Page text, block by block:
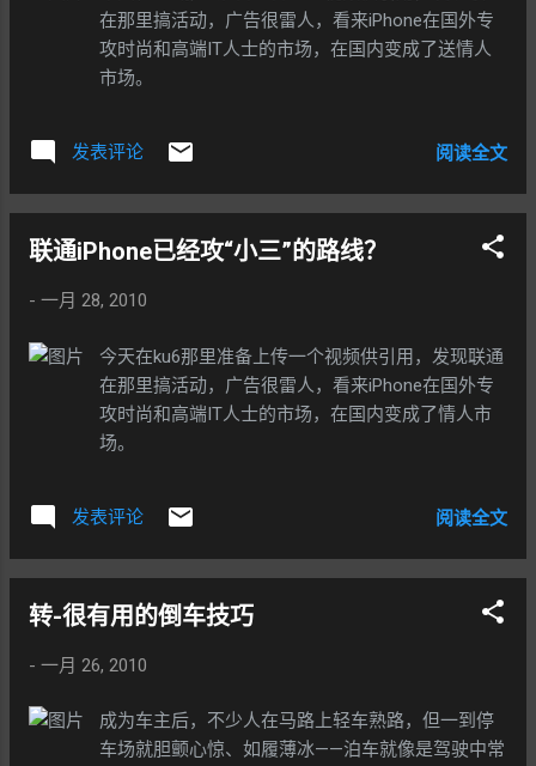
在那里搞活动，广告很雷人，看来iPhone在国外专
攻时尚和高端IT人士的市场，在国内变成了送情人
市场。
发表评论 阅读全文
联通iPhone已经攻“小三”的路线？
- 一月 28, 2010
今天在ku6那里准备上传一个视频供引用，发现联通
在那里搞活动，广告很雷人，看来iPhone在国外专
攻时尚和高端IT人士的市场，在国内变成了情人市
场。
发表评论 阅读全文
转-很有用的倒车技巧
- 一月 26, 2010
成为车主后，不少人在马路上轻车熟路，但一到停
车场就胆颤心惊、如履薄冰——泊车就像是驾驶中常